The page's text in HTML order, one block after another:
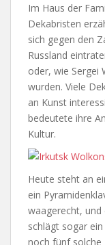
Im Haus der
Dekabristen
sich gegen den
Russland
oder, wie Sergei
wurden. Viele
an Kunst
bedeutete ihre
Kultur.
Heute steht an
ein
waagerecht,
schlägt sogar
noch fünf solche